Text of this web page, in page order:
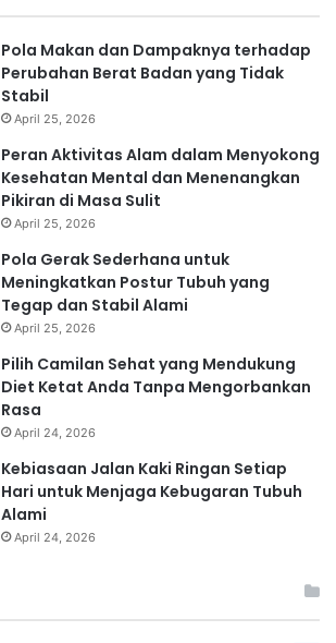
Pola Makan dan Dampaknya terhadap
Perubahan Berat Badan yang Tidak
Stabil
April 25, 2026
Peran Aktivitas Alam dalam Menyokong
Kesehatan Mental dan Menenangkan
Pikiran di Masa Sulit
April 25, 2026
Pola Gerak Sederhana untuk
Meningkatkan Postur Tubuh yang
Tegap dan Stabil Alami
April 25, 2026
Pilih Camilan Sehat yang Mendukung
Diet Ketat Anda Tanpa Mengorbankan
Rasa
April 24, 2026
Kebiasaan Jalan Kaki Ringan Setiap
Hari untuk Menjaga Kebugaran Tubuh
Alami
April 24, 2026